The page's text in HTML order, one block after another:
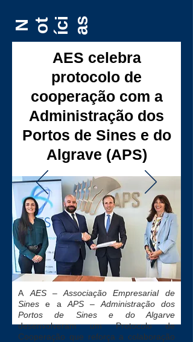
N t
í
c i
a
s
AES celebra
protocolo de
cooperação com a
Administração dos
Portos de Sines e do
Algrave (APS)
A AES – Associação Empresarial de
Sines e a APS – Administração dos
Portos de Sines e do Algarve
desenvolveram um Protocolo de
Cooperação que reforça a colaboração